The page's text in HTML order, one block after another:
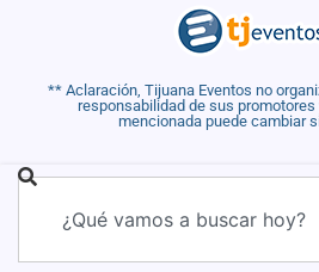
** Aclaración, Tijuana Eventos no
responsabilidad de sus
mencionada puede cambiar